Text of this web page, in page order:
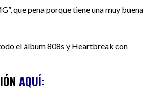
que pena porque tiene una muy buena
el álbum 808s y Heartbreak con
AQUÍ: